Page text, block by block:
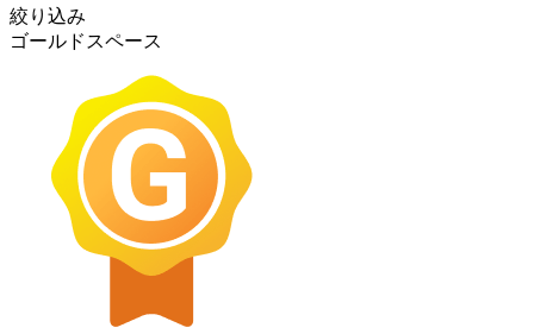
絞り込み
ゴールドスペース